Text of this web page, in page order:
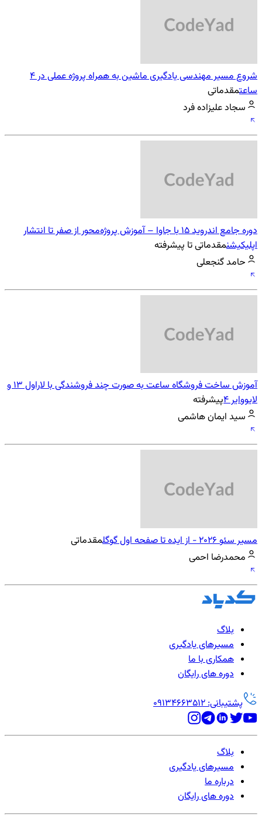
شروع مسیر مهندسی یادگیری ماشین به همراه پروژه عملی در 4
ساعتمقدماتی
سجاد علیزاده فرد
دوره جامع اندروید 15 با جاوا – آموزش پروژه‌محور از صفر تا انتشار
اپلیکیشنمقدماتی تا پیشرفته
حامد گنجعلی
آموزش ساخت فروشگاه ساعت به صورت چند فروشندگی با لاراول 13 و
لایووایر 4 پیشرفته
سید ایمان هاشمی
مسیر سئو 2026 - از ایده تا صفحه اول گوگل
مقدماتی
محمدرضا احمی
بلاگ
مسیرهای یادگیری
همکاری با ما
دوره های رایگان
پشتیبانی: 09134663512
بلاگ
مسیرهای یادگیری
درباره ما
دوره های رایگان